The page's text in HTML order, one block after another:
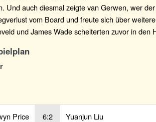
Und auch diesmal zeigte van Gerwen, wer
vom Board und freute sich über
und James Wade scheiterten zuvor in den
Price 6:2 Yuanjun Liu